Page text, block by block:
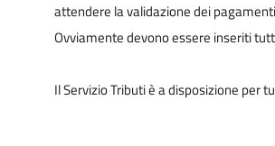
attendere la validazione dei
Ovviamente devono essere inseriti
Il Servizio Tributi è a disposizione per